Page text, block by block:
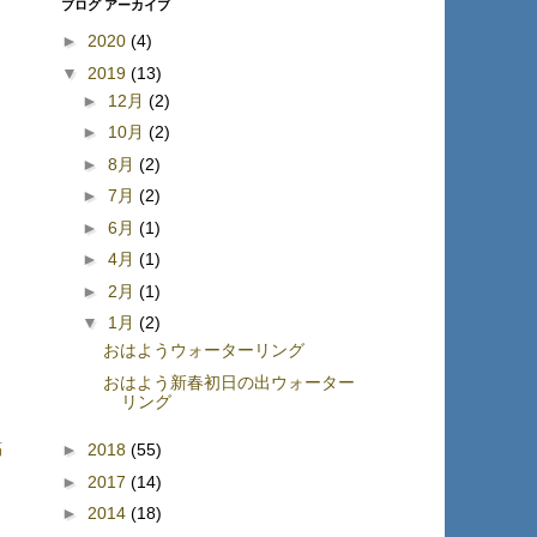
ブログ アーカイブ
► 2020 (4)
▼ 2019 (13)
► 12月 (2)
► 10月 (2)
► 8月 (2)
► 7月 (2)
► 6月 (1)
► 4月 (1)
► 2月 (1)
▼ 1月 (2)
おはようウォーターリング
おはよう新春初日の出ウォーター
リング
► 2018 (55)
► 2017 (14)
► 2014 (18)